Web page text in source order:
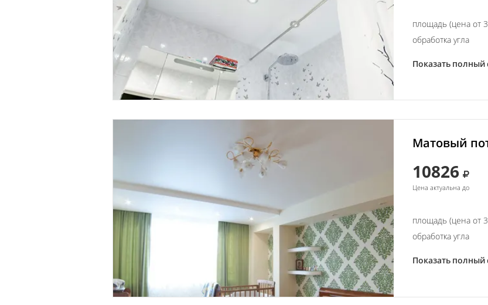
площадь (цена от
обработка угла
Показать полный
Матовый
10826
Цена актуальна до
площадь (цена от
обработка угла
Показать полный